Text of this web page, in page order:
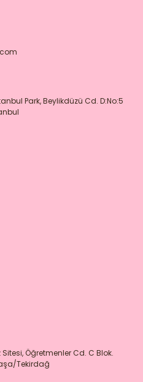
Park, Beylikdüzü Cd. D:No:5
Sitesi, Öğretmenler Cd. C Blok.
Tekirdağ